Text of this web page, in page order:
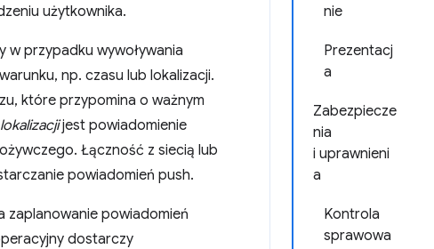
nie
Prezentacj
a
Zabezpiecze
nia
i uprawnieni
a
Kontrola
sprawowa
użytkownika.
w przypadku wywoływania
np. czasu lub lokalizacji.
które przypomina o ważnym
jest powiadomienie
Łączność z siecią lub
powiadomień push.
zaplanowanie powiadomień
dostarczy